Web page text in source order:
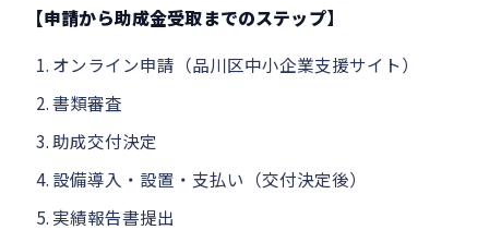
【申請から助成金受取までのステップ】
オンライン申請（品川区中小企業支援サイト）
書類審査
助成交付決定
設備導入・設置・支払い（交付決定後）
実績報告書提出